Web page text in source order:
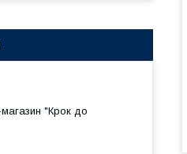
магазин "Крок до